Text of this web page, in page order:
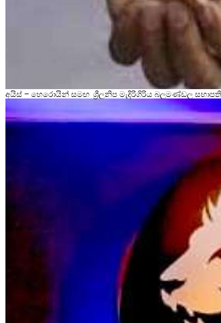
අයිස් – හෙරොයින් සමඟ ශ්‍රීලනිප මැදිරිගිරිය බලමණ්ඩල සභාපති